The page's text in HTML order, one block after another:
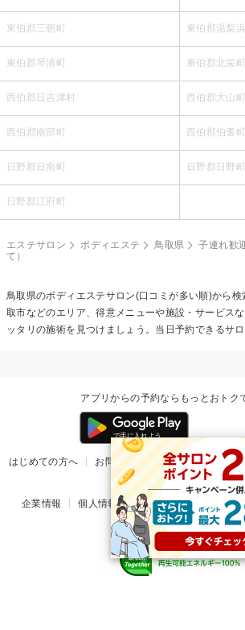
東伯郡三朝町 東伯郡湯梨浜
東伯郡琴浦町 東伯郡北栄町
西伯郡日吉津村 西伯郡大山町
西伯郡南部町 西伯郡伯耆町
日野郡日南町 日野郡日野町
日野郡江府町
エステサロン ボディエステ 鳥取県 子連れ歓
て）
鳥取県のボディエステサロン(口コミが多い順)から
取市などのエリア、得意メニューや施設・サービス
ッタリの施術を見つけましょう。当日予約できるサロ
アプリからの予約ならもっとおトク
はじめての方へ お問い合わせ ヘルプ リリ
掲載ご希望のサロン様
企業情報 個人情報保護方針 楽天のサービス
© Rakuten Group, Inc.